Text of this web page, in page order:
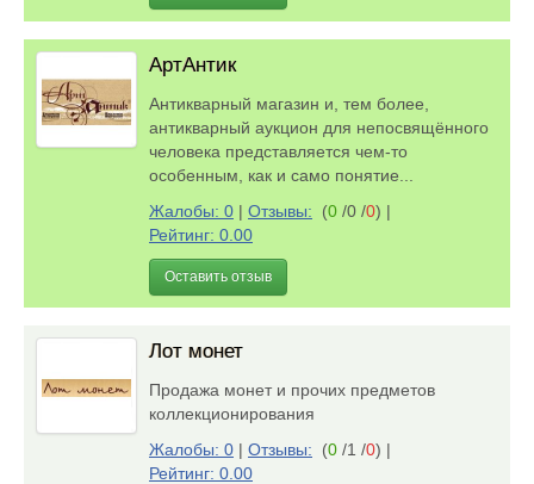
АртАнтик
Антикварный магазин и, тем более,
антикварный аукцион для непосвящённого
человека представляется чем-то
особенным, как и само понятие...
Жалобы: 0 | Отзывы: (0 /0 /0) |
Рейтинг: 0.00
Оставить отзыв
Лот монет
Продажа монет и прочих предметов
коллекционирования
Жалобы: 0 | Отзывы: (0 /1 /0) |
Рейтинг: 0.00